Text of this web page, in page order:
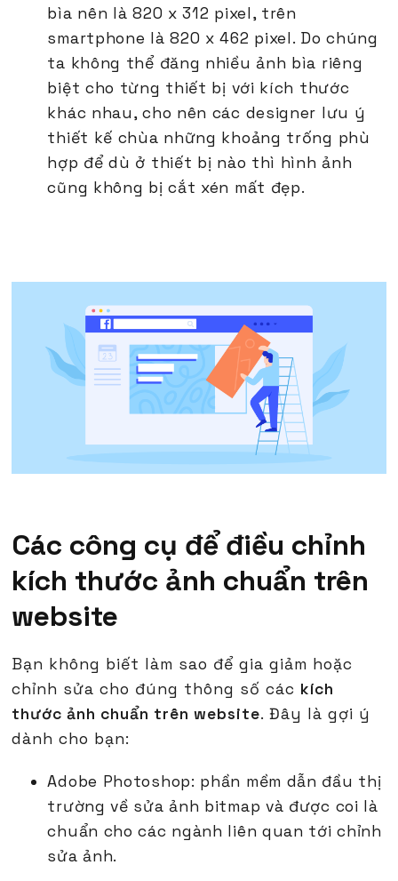
bìa nên là 820 x 312 pixel, trên
smartphone là 820 x 462 pixel. Do chúng
ta không thể đăng nhiều ảnh bìa riêng
biệt cho từng thiết bị với kích thước
khác nhau, cho nên các designer lưu ý
thiết kế chùa những khoảng trống phù
hợp để dù ở thiết bị nào thì hình ảnh
cũng không bị cắt xén mất đẹp.
Các công cụ để điều chỉnh
kích thước ảnh chuẩn trên
website
Bạn không biết làm sao để gia giảm hoặc
chỉnh sửa cho đúng thông số các kích
thước ảnh chuẩn trên website. Đây là gợi ý
dành cho bạn:
Adobe Photoshop: phần mềm dẫn đầu thị
trường về sửa ảnh bitmap và được coi là
chuẩn cho các ngành liên quan tới chỉnh
sửa ảnh.